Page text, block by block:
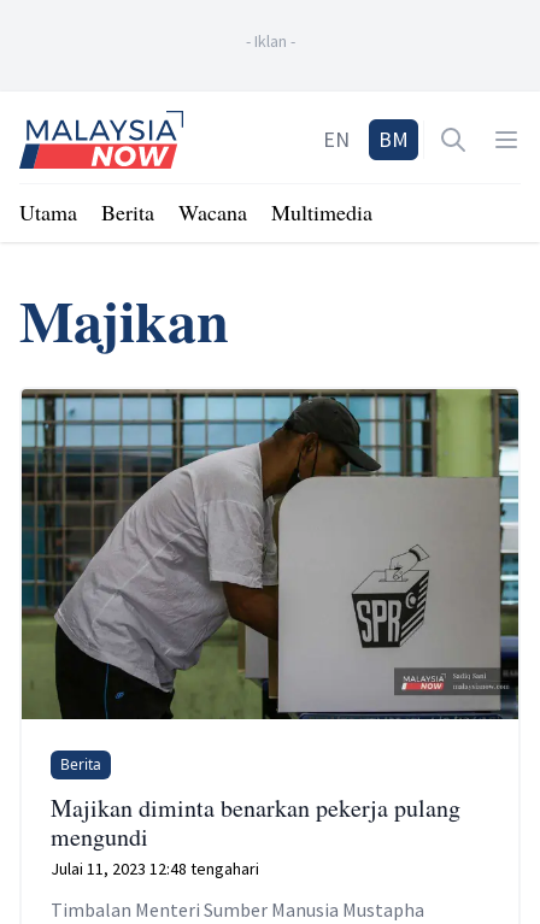
- Iklan -
Home
EN BM Open
Utama Berita Wacana Multimedia
Majikan
Berita
Majikan diminta benarkan pekerja pulang
mengundi
Julai 11, 2023 12:48 tengahari
Timbalan Menteri Sumber Manusia Mustapha